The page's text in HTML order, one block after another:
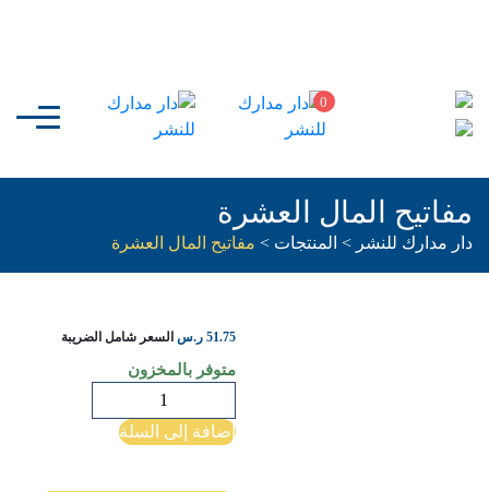
0
مفاتيح المال العشرة
دار مدارك للنشر > المنتجات > مفاتيح المال العشرة
51.75 ر.س السعر شامل الضريبة
متوفر بالمخزون
مفاتيح
المال
إضافة إلى السلة